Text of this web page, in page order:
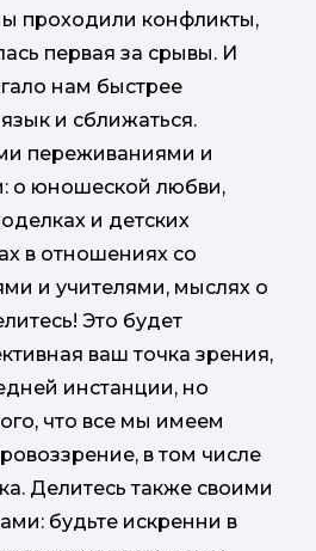
проходили конфликты,
первая за срывы. И
нам быстрее
и сближаться.
переживаниями и
о юношеской любви,
и детских
в отношениях со
и учителями, мыслях о
Это будет
ваш точка зрения,
инстанции, но
что все мы имеем
в том числе
Делитесь также своими
будьте искренни в